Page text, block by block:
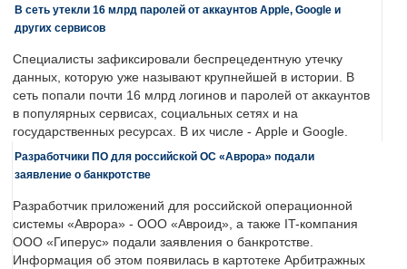
В сеть утекли 16 млрд паролей от аккаунтов Apple, Google и
других сервисов
Специалисты зафиксировали беспрецедентную утечку
данных, которую уже называют крупнейшей в истории. В
сеть попали почти 16 млрд логинов и паролей от аккаунтов
в популярных сервисах, социальных сетях и на
государственных ресурсах. В их числе - Apple и Google.
Разработчики ПО для российской ОС «Аврора» подали
заявление о банкротстве
Разработчик приложений для российской операционной
системы «Аврора» - ООО «Авроид», а также IT-компания
ООО «Гиперус» подали заявления о банкротстве.
Информация об этом появилась в картотеке Арбитражных